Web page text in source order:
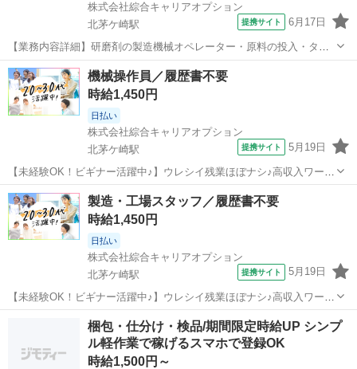
株式会社綜合キャリアオプション
北茅ケ崎駅
提携サイト 6月17日
【業務内容詳細】研磨剤の製造機械オペレーター・原料の投入・タッ
チパネルでの機械操作・製品サンプルの採取・分析作業(特殊な経験は
必要ありません)【取扱製品情報】研磨剤 。＋お仕事探しはコンシェル
スタッフにおまかせ＋。 あな...
神奈川 茅ヶ崎市 北茅ケ崎駅 工場
機械操作員／履歴書不要
時給1,450円
日払い
株式会社綜合キャリアオプション
北茅ケ崎駅
提携サイト 5月19日
【未経験OK！ビギナー活躍中♪】ウレシイ残業ほぼナシ♪高収入ワー
ク！／履歴書不要 ■お仕事PR ≪プライベートが充実する≫ 場合によ
ってはお願いすることもありますが、 残業はほとんどナシ！ ≪動きや
すい制服アリ≫ 制服があ...
神奈川 茅ヶ崎市 北茅ケ崎駅
製造・工場スタッフ／履歴書不要
時給1,450円
日払い
株式会社綜合キャリアオプション
北茅ケ崎駅
提携サイト 5月19日
【未経験OK！ビギナー活躍中♪】ウレシイ残業ほぼナシ♪高収入ワー
ク！／履歴書不要 ■お仕事PR ≪プライベートが充実する≫ 場合によ
ってはお願いすることもありますが、 残業はほとんどナシ！ ≪動きや
すい制服アリ≫ 制服があ...
茅ヶ崎市 北茅ケ崎駅 工場
梱包・仕分け・検品/期間限定時給UP シンプ
ル軽作業で稼げるスマホで登録OK
時給1,500円～